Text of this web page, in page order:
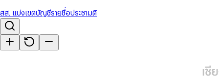
สส. แบ่งเขตบัญชีรายชื่อประชามติ